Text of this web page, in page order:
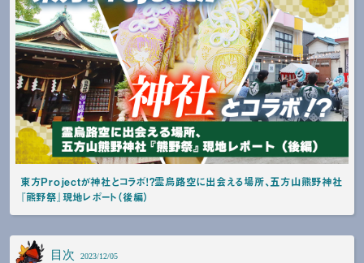
東方Projectが神社とコラボ！？霊烏路空に出会える場所、五方山熊野神社
『熊野祭』現地レポート（後編）
目次 2023/12/05